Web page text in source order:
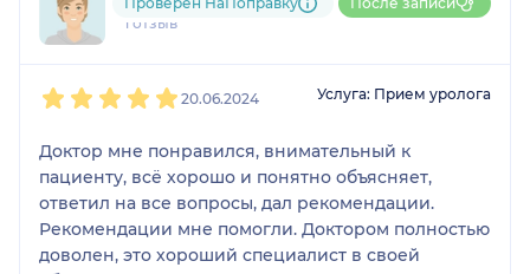
1 отзыв
20.06.2024 Услуга: Прием уролога
Доктор мне понравился, внимательный к
пациенту, всё хорошо и понятно объясняет,
ответил на все вопросы, дал рекомендации.
Рекомендации мне помогли. Доктором полностью
доволен, это хороший специалист в своей